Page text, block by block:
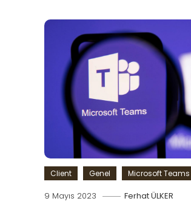
Client Genel Microsoft Teams
9 Mayıs 2023 Ferhat ÜLKER